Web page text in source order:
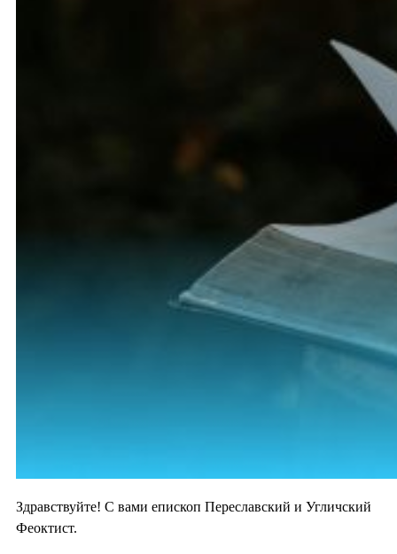
Здравствуйте! С вами епископ Переславский и Угличский
Феоктист.